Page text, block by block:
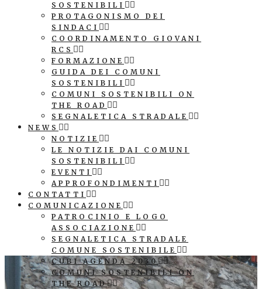
SOSTENIBILI
PROTAGONISMO DEI
SINDACI
COORDINAMENTO GIOVANI
RCS
FORMAZIONE
GUIDA DEI COMUNI
SOSTENIBILI
COMUNI SOSTENIBILI ON
THE ROAD
SEGNALETICA STRADALE
NEWS
NOTIZIE
LE NOTIZIE DAI COMUNI
SOSTENIBILI
EVENTI
APPROFONDIMENTI
CONTATTI
COMUNICAZIONE
PATROCINIO E LOGO
ASSOCIAZIONE
SEGNALETICA STRADALE
COMUNE SOSTENIBILE
CUBI AGENDA 2030
COMUNI SOSTENIBILI ON
THE ROAD